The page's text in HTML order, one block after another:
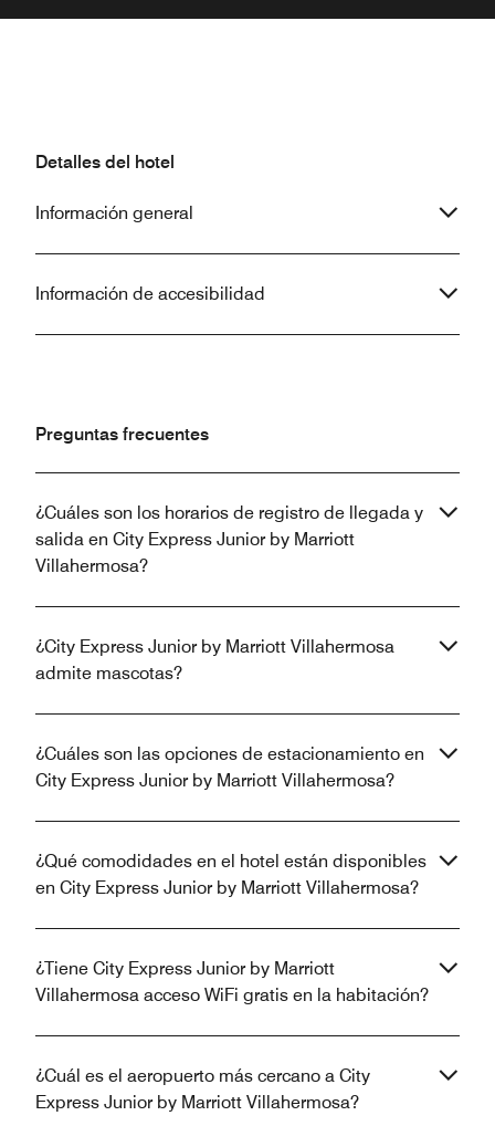
Detalles del hotel
Información general
Información de accesibilidad
Preguntas frecuentes
¿Cuáles son los horarios de registro de llegada y
salida en City Express Junior by Marriott
Villahermosa?
¿City Express Junior by Marriott Villahermosa
admite mascotas?
¿Cuáles son las opciones de estacionamiento en
City Express Junior by Marriott Villahermosa?
¿Qué comodidades en el hotel están disponibles
en City Express Junior by Marriott Villahermosa?
¿Tiene City Express Junior by Marriott
Villahermosa acceso WiFi gratis en la habitación?
¿Cuál es el aeropuerto más cercano a City
Express Junior by Marriott Villahermosa?